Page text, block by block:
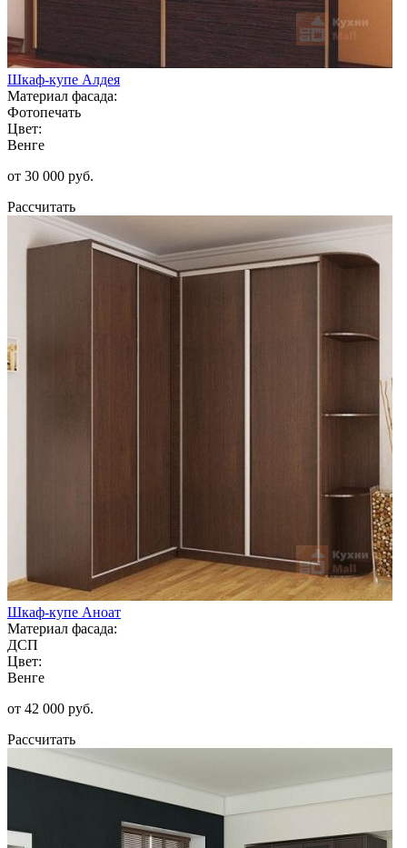
Шкаф-купе Алдея
Материал фасада:
Фотопечать
Цвет:
Венге
от 30 000 руб.
Рассчитать
Шкаф-купе Аноат
Материал фасада:
ДСП
Цвет:
Венге
от 42 000 руб.
Рассчитать